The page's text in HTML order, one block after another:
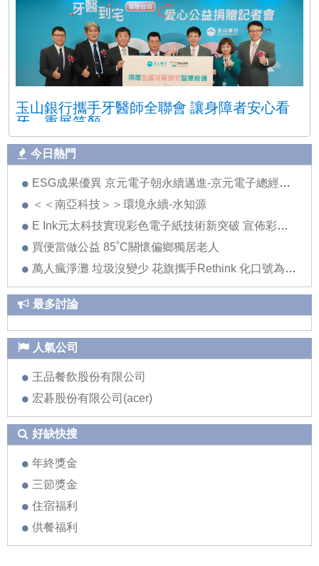
玉山銀行攜手牙醫師全聯會 讓身障者安心看
牙、重展笑顏
今日熱門
ESG成果優異 京元電子朝永續邁進-京元電子總經理劉安炫
＜＜南亞科技＞＞環境永續-水知源
E Ink元太科技實現彩色電子紙技術新突破 宣佈彩色電子紙將進入電子書閱讀器與零售看板兩大應用領域
買便當做公益 85˚C關懷偏鄉獨居老人
萬人瘋淨灘 垃圾沒變少 花旗攜手Rethink 化口號為行動 推創意環境教育
最多討論
人氣公司
王品餐飲股份有限公司
宏碁股份有限公司(acer)
好缺快搜
年終獎金
三節獎金
住宿福利
供餐福利